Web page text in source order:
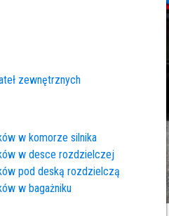
zewnętrznych
w komorze silnika
w desce rozdzielczej
pod deską rozdzielczą
w bagażniku